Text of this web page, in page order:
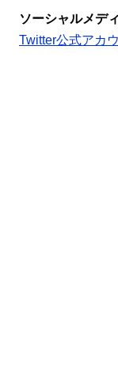
ソーシャルメデ
Twitter公式アカ